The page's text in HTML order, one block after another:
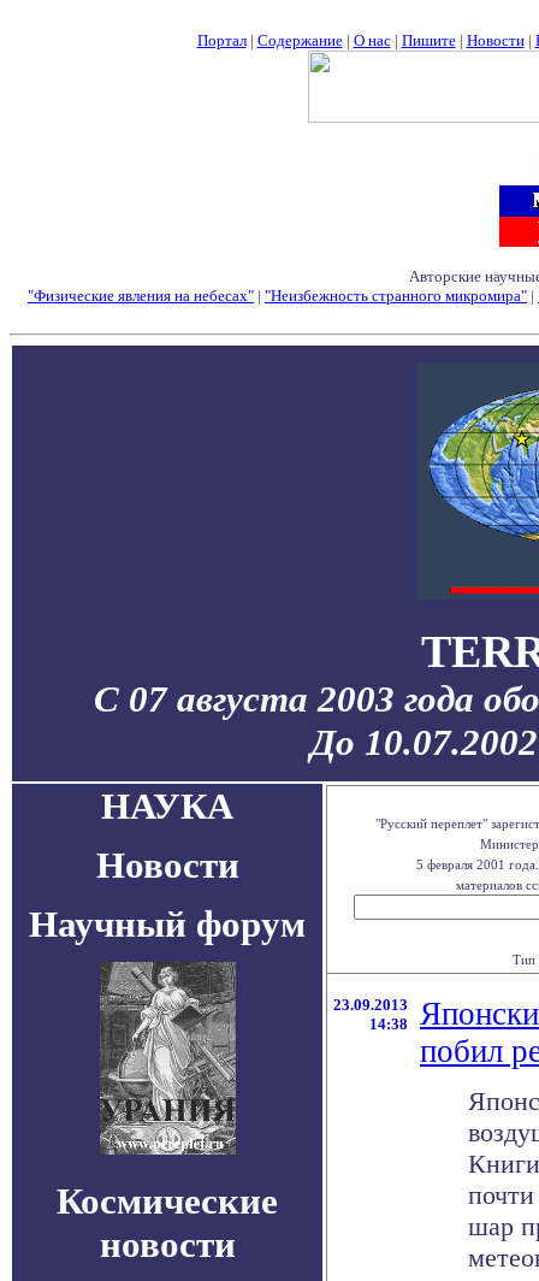
Портал| Содержание| О нас| Пишите| Новости|
Авторские
"Физические явления на небесах" | "Неизбежность странного микромира" |
С 07 августа 2003 года
До
НАУКА
Новости
Научный форум
Космические
новости
"Русский переплет"
5 февраля 2001
материалов
Тип
23.09.2013
14:38
побил
шар